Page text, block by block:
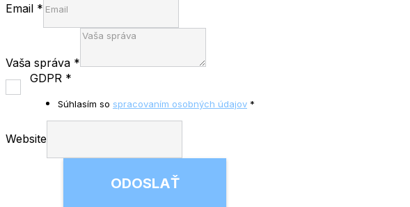
Email *
Vaša správa *
GDPR *
Súhlasím so spracovaním osobných údajov *
Website
ODOSLAŤ